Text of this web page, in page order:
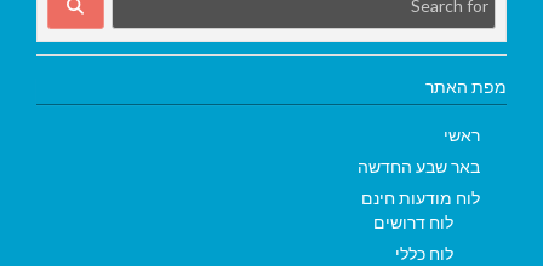
מפת האתר
ראשי
באר שבע החדשה
לוח מודעות חינם
לוח דרושים
לוח כללי